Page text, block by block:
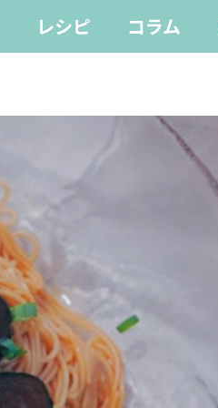
レシピ コラム